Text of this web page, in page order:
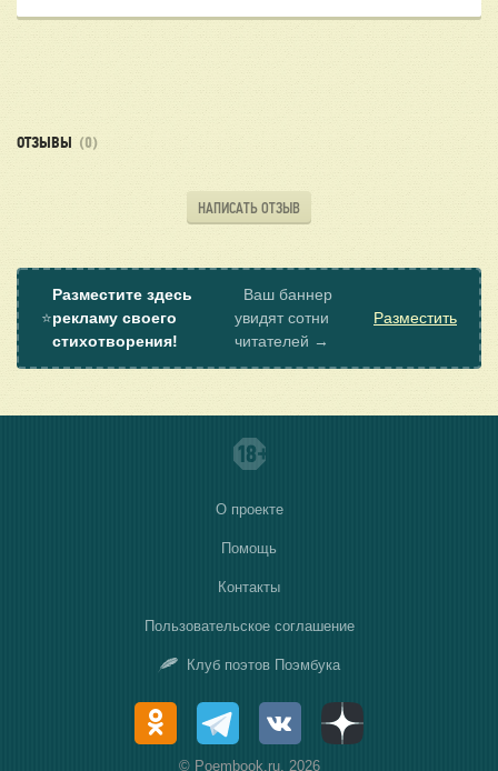
ОТЗЫВЫ (0)
НАПИСАТЬ ОТЗЫВ
⭐
Разместите здесь
рекламу своего
стихотворения!
Ваш баннер
увидят сотни
читателей →
Разместить
О проекте
Помощь
Контакты
Пользовательское соглашение
Клуб поэтов Поэмбука
© Poembook.ru, 2026